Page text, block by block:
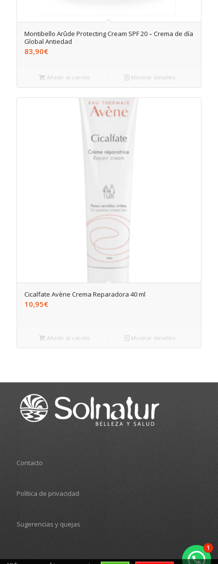
Montibello Arûde Protecting Cream SPF 20 – Crema de día
Global Antiedad
83,90€
Añadir al carrito Mostrar detalles
Cicalfate Avène Crema Reparadora 40 ml
10,95€
Añadir al carrito Mostrar detalles
Contacto
Política de privacidad
Sugerencias y quejas
1